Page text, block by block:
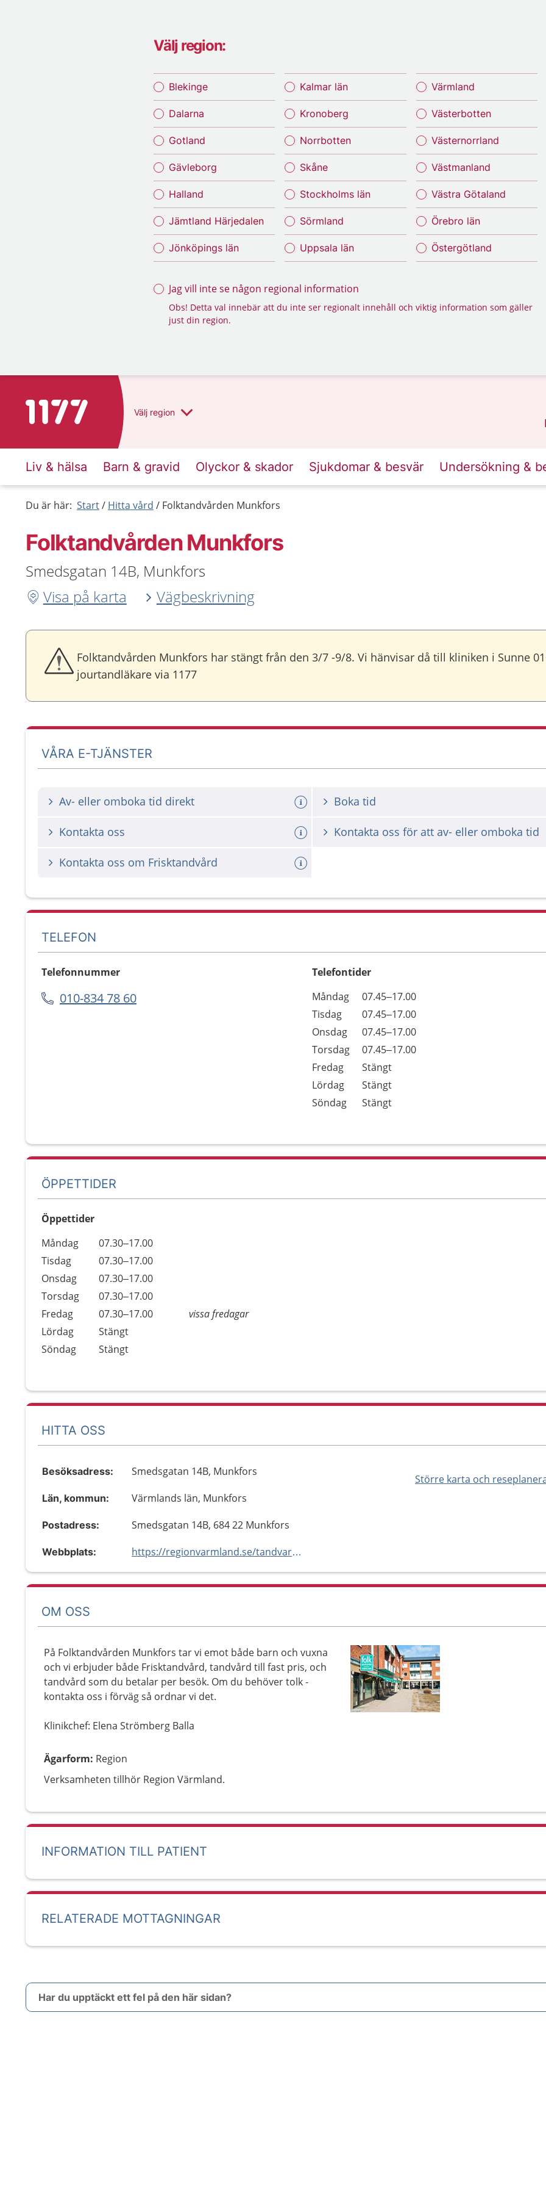
Välj region:
Blekinge
Dalarna
Gotland
Gävleborg
Halland
Jämtland Härjedalen
Jönköpings län
Kalmar län
Kronoberg
Norrbotten
Skåne
Stockholms län
Sörmland
Uppsala län
Värmland
Västerbotten
Västernorrland
Västmanland
Västra Götaland
Örebro län
Östergötland
Jag vill inte se någon regional information
Obs! Detta val innebär att du inte ser regionalt innehåll och viktig information som gäller
just din region.
Till startsidan för 1177 Välj region
Liv & hälsa Barn & gravid Olyckor & skador Sjukdomar & besvär Undersökning &
Du är här: Start Hitta vård Folktandvården Munkfors
Folktandvården Munkfors
Smedsgatan 14B, Munkfors
Visa på karta
Vägbeskrivning
Folktandvården Munkfors har stängt från den 3/7 -9/8. Vi hänvisar då till kliniken i Sunne
jourtandläkare via 1177
VÅRA E-TJÄNSTER
Av- eller omboka tid direkt Boka tid
Kontakta oss Kontakta oss för att av- eller omboka tid
Kontakta oss om Frisktandvård
TELEFON
Telefonnummer
010-834 78 60
Telefontider
Dag
Öppettider
Kommentarer
Måndag
07.45–17.00
Tisdag
07.45–17.00
Onsdag
07.45–17.00
Torsdag
07.45–17.00
Fredag
Stängt
Lördag
Stängt
Söndag
Stängt
ÖPPETTIDER
Öppettider
Dag
Öppettider
Kommentarer
Måndag
07.30–17.00
Tisdag
07.30–17.00
Onsdag
07.30–17.00
Torsdag
07.30–17.00
Fredag
07.30–17.00
vissa fredagar
Lördag
Stängt
Söndag
Stängt
HITTA OSS
Större karta och
Besöksadress: Smedsgatan 14B, Munkfors
Län, kommun: Värmlands län, Munkfors
Postadress: Smedsgatan 14B, 684 22 Munkfors
Webbplats: https://regionvarmland.se/tandvard/vara-kliniker/allmantandvard/munkfors
OM OSS
På Folktandvården Munkfors tar vi emot både barn och vuxna
och vi erbjuder både Frisktandvård, tandvård till fast pris, och
tandvård som du betalar per besök. Om du behöver tolk -
kontakta oss i förväg så ordnar vi det.
Klinikchef: Elena Strömberg Balla
Ägarform: Region
Verksamheten tillhör Region Värmland.
INFORMATION TILL PATIENT
RELATERADE MOTTAGNINGAR
Har du upptäckt ett fel på den här sidan?